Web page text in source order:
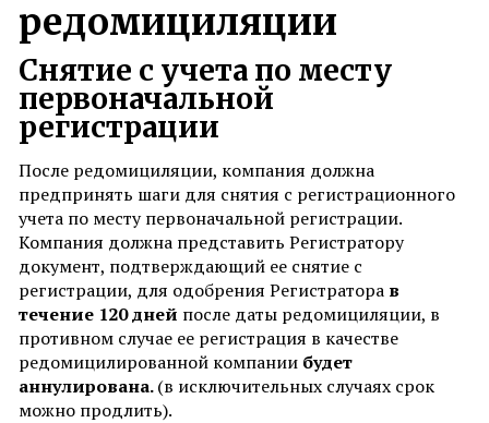
редомициляции
Снятие с учета по месту
первоначальной
регистрации
После редомициляции, компания должна
предпринять шаги для снятия с регистрационного
учета по месту первоначальной регистрации.
Компания должна представить Регистратору
документ, подтверждающий ее снятие с
регистрации, для одобрения Регистратора в
течение 120 дней после даты редомициляции, в
противном случае ее регистрация в качестве
редомицилированной компаниибудет
аннулирована.(в исключительных случаях срок
можно продлить).